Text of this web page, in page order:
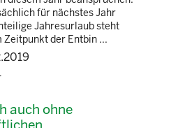
für nächstes Jahr
Jahresurlaub steht
Zeitpunkt der Entbin ...
auch ohne